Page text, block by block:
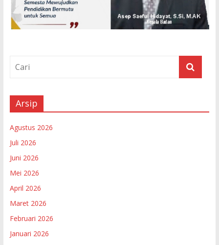
Arsip
Agustus 2026
Juli 2026
Juni 2026
Mei 2026
April 2026
Maret 2026
Februari 2026
Januari 2026